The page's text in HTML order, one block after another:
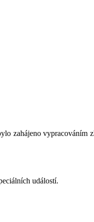
zahájeno vypracováním
událostí.